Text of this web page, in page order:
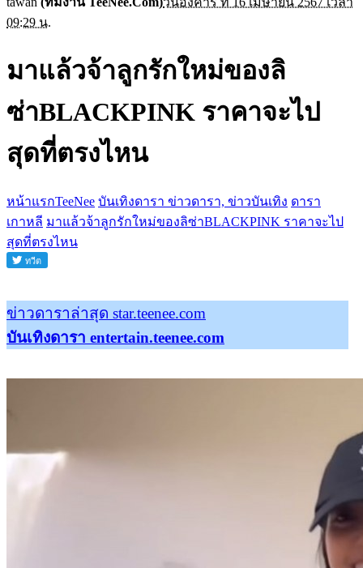
09:29 น.
มาแล้วจ้าลูกรักใหม่ของลิ
ซ่าBLACKPINK ราคาจะไป
สุดที่ตรงไหน
หน้าแรกTeeNee บันเทิงดารา ข่าวดารา, ข่าวบันเทิง ดารา
เกาหลี มาแล้วจ้าลูกรักใหม่ของลิซ่าBLACKPINK ราคาจะไป
สุดที่ตรงไหน
ข่าวดาราล่าสุด star.teenee.com
บันเทิงดารา entertain.teenee.com